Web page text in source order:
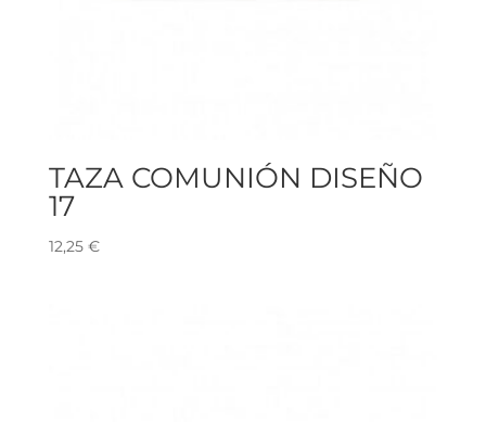
TAZA COMUNIÓN DISEÑO
17
12,25 €